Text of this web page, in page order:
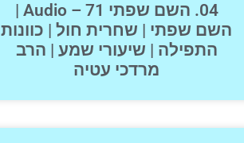
04. השם שפתי 71 – Audio |
השם שפתי | שחרית חול | כוונות
התפילה | שיעורי שמע | הרב
מרדכי עטיה